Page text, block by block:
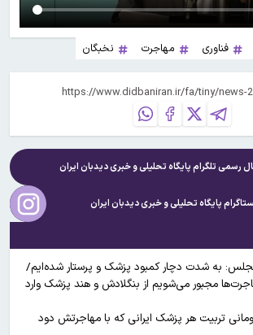
فناوری مهاجرت نخبگان
رسمی تلگرام پایگاه تحلیلی و خبریدیدبان ایران
پایگاه تحلیلی و خبریدیدبان ایران
به شدت دچار کمبود پزشک و پرستار شده‌ایم/
مجبور می‌شویم از بنگلادش و هند پزشک وارد
تومانی تربیت هر پزشک ایرانی که با مهاجرتش دود